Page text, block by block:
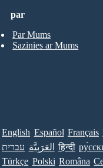
par
Par Mums
Sazinies ar Mums
English Español Français
עברית العَرَبِيَّة हिन्दी
Türkçe Polski Româna